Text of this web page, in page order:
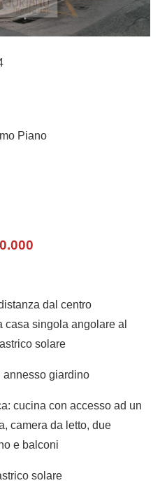
Piano
dal centro
casa singola angolare al
solare
annesso giardino
cucina con accesso ad un
camera da letto, due
e balconi
solare